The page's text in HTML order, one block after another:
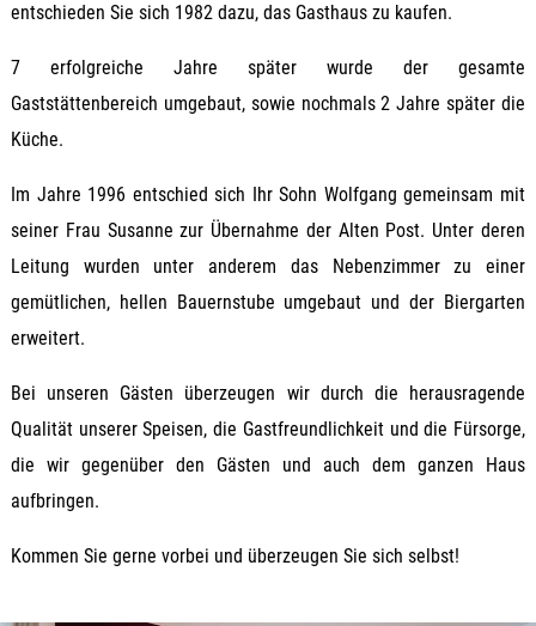
entschieden Sie sich 1982 dazu, das Gasthaus zu kaufen.
7 erfolgreiche Jahre später wurde der gesamte
Gaststättenbereich umgebaut, sowie nochmals 2 Jahre später die
Küche.
Im Jahre 1996 entschied sich Ihr Sohn Wolfgang gemeinsam mit
seiner Frau Susanne zur Übernahme der Alten Post. Unter deren
Leitung wurden unter anderem das Nebenzimmer zu einer
gemütlichen, hellen Bauernstube umgebaut und der Biergarten
erweitert.
Bei unseren Gästen überzeugen wir durch die herausragende
Qualität unserer Speisen, die Gastfreundlichkeit und die Fürsorge,
die wir gegenüber den Gästen und auch dem ganzen Haus
aufbringen.
Kommen Sie gerne vorbei und überzeugen Sie sich selbst!